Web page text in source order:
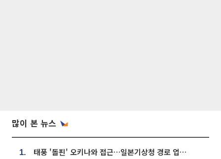
많이 본 뉴스
1. 태풍 '돌핀' 오키나와 접근…일본기상청 경로 업데이트